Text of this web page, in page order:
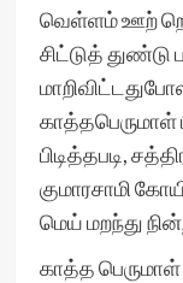
வெள்ளம் ஊற்
சிட்டுத்
பிடித்தபடி,
குமாரசாமி
மெய் மறந்து
காத்த